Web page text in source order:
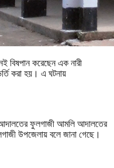
বিষপান করেছেন এক নারী
করা হয়। এ ঘটনায়
ফুলগাজী আমলি আদালতের
উপজেলায় বলে জানা গেছে।